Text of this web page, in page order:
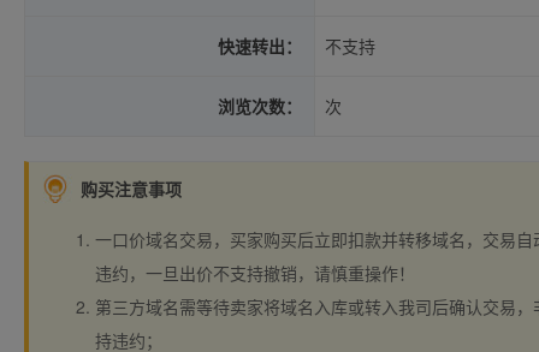
快速转出： 不支持
浏览次数： 次
购买注意事项
一口价域名交易，买家购买后立即扣款并转移域名，交易
违约，一旦出价不支持撤销，请慎重操作！
第三方域名需等待卖家将域名入库或转入我司后确认交易
持违约；